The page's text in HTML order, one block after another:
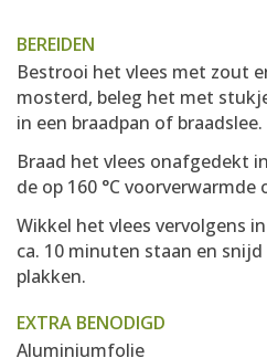
BEREIDEN
Bestrooi het vlees met zout
mosterd, beleg het met
in een braadpan of braadslee.
Braad het vlees onafgedekt
de op 160 °C voorverwarmde
Wikkel het vlees vervolgens
ca. 10 minuten staan en
plakken.
EXTRA BENODIGD
Aluminiumfolie